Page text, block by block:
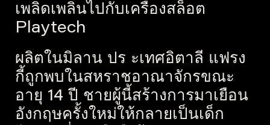
เพลิดเพลินไปกับเครื่องสล็อต
Playtech
ผลิตในมิลาน ปร ะเทศอิตาลี แฟรง
กี้ถูกพบในสหราชอาณาจักรขณะ
อายุ 14 ปี ชายผู้นี้สร้างการมาเยือน
อังกฤษครั้งใหม่ให้กลายเป็นเด็ก